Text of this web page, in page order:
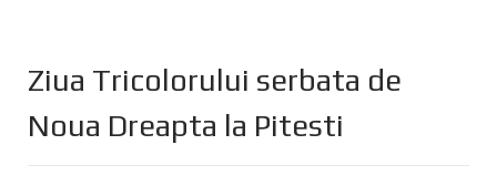
Ziua Tricolorului serbata de
Noua Dreapta la Pitesti